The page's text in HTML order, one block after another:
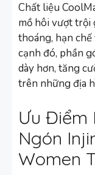
Chất liệu
mồ hôi vượt trội
thoáng, hạn
cạnh đó, phần
dày hơn, tăng
trên những địa
Ưu Điểm
Ngón
Women